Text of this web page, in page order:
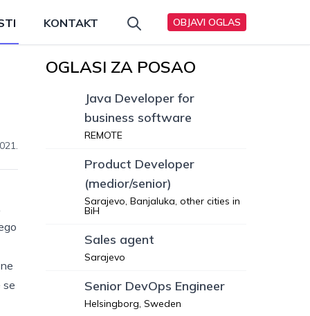
KONTAKT OBJAVI OGLAS
se
OGLASI ZA POSAO
Java Developer for
business software
REMOTE
Product Developer
(medior/senior)
Sarajevo, Banjaluka, other cities in
BiH
Sales agent
Sarajevo
Senior DevOps Engineer
Helsingborg, Sweden